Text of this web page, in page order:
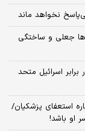
نخواهد ماند
جعلی و ساختگی
اسرائیل متحد
استعفای پزشکیان/
او باشد!